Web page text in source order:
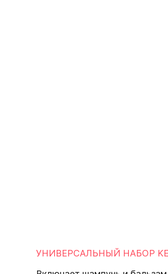
УНИВЕРСАЛЬНЫЙ НАБОР